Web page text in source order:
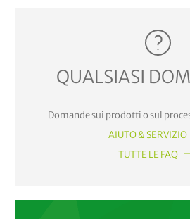
QUALSIASI
Domande sui prodotti o sul
AIUTO & SERVIZIO
TUTTE LE FAQ